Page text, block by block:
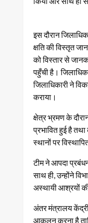
इस दौरान
क्षति की विस्तृत
को विस्तार से
पहुँची है।
जिलाधिकारी ने
कराया।
क्षेत्र भ्रमण के
प्रभावित हुई है
स्थानों पर
टीम ने आपदा
साथ ही, उन्होंने
अस्थायी आश्रयों
अंतर मंत्रालय
आकलन करना है